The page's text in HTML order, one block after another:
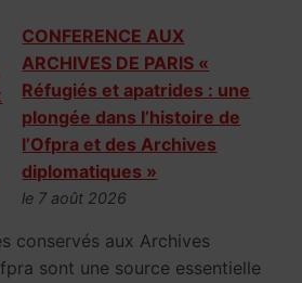
CONFERENCE AUX
ARCHIVES DE PARIS «
Réfugiés et apatrides : une
plongée dans l’histoire de
l’Ofpra et des Archives
diplomatiques »
le 7 août 2026
conservés aux Archives
sont une source essentielle